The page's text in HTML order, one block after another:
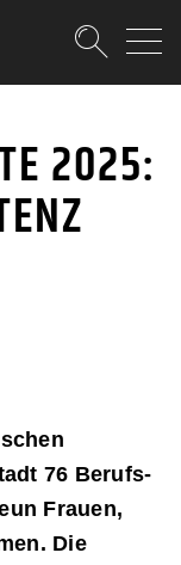
2025:
76 Berufs-
Frauen,
Die